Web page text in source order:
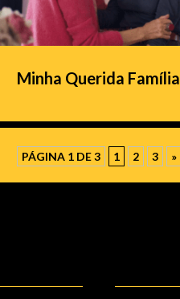
Minha Querida Família
PÁGINA 1 DE 3 1 2 3 »